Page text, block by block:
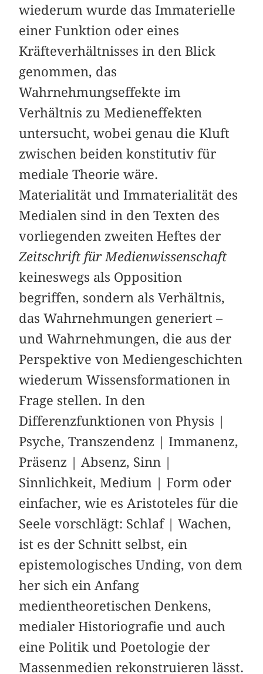
wiederum wurde das Immaterielle
einer Funktion oder eines
Kräfteverhältnisses in den Blick
genommen, das
Wahrnehmungseffekte im
Verhältnis zu Medieneffekten
untersucht, wobei genau die Kluft
zwischen beiden konstitutiv für
mediale Theorie wäre.
Materialität und Immaterialität des
Medialen sind in den Texten des
vorliegenden zweiten Heftes der
Zeitschrift für Medienwissenschaft
keineswegs als Opposition
begriffen, sondern als Verhältnis,
das Wahrnehmungen generiert –
und Wahrnehmungen, die aus der
Perspektive von Mediengeschichten
wiederum Wissensformationen in
Frage stellen. In den
Differenzfunktionen von Physis |
Psyche, Transzendenz | Immanenz,
Präsenz | Absenz, Sinn |
Sinnlichkeit, Medium | Form oder
einfacher, wie es Aristoteles für die
Seele vorschlägt: Schlaf | Wachen,
ist es der Schnitt selbst, ein
epistemologisches Unding, von dem
her sich ein Anfang
medientheoretischen Denkens,
medialer Historiografie und auch
eine Politik und Poetologie der
Massenmedien rekonstruieren lässt.